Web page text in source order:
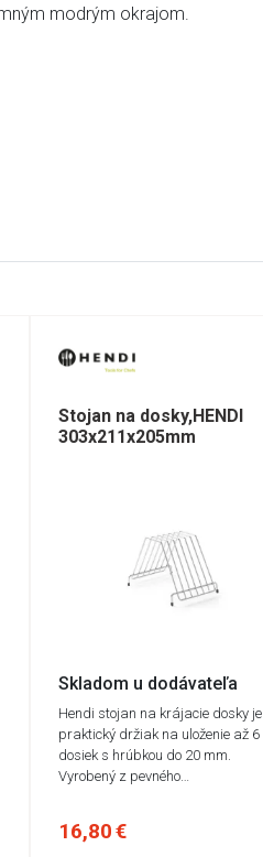
modrým okrajom.
Stojan na dosky,HENDI
303x211x205mm
Skladom u dodávateľa
Hendi stojan na krájacie dosky je
praktický držiak na uloženie až 6
dosiek s hrúbkou do 20 mm.
Vyrobený z pevného…
16,80 €